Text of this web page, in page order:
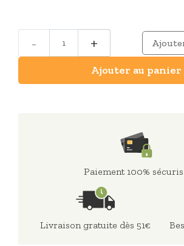
- +
Ajouter au panier
Paiement 100%
Livraison gratuite dès 51€